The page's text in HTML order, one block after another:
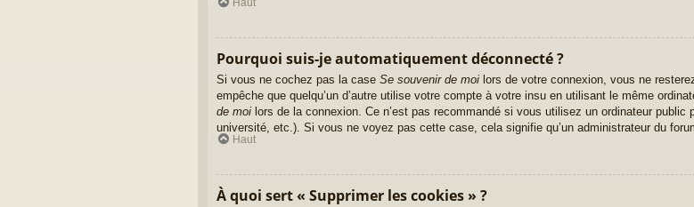
Haut
Pourquoi suis-je automatiquement déconnecté ?
Si vous ne cochez pas la case Se souvenir de moi lors de votre connexion, vous ne
empêche que quelqu’un d’autre utilise votre compte à votre insu en utilisant le même
de moi lors de la connexion. Ce n’est pas recommandé si vous utilisez un ordinateur public
université, etc.). Si vous ne voyez pas cette case, cela signifie qu’un administrateur du
Haut
À quoi sert « Supprimer les cookies » ?